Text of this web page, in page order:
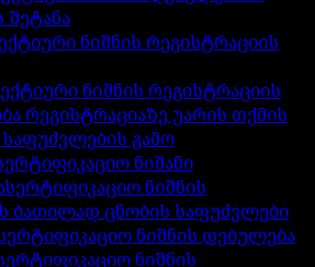
ნიშნის რეგისტრაციის
ნიშნის რეგისტრაციის
რეგისტრაციაზე უარის თქმის
გამო
ნიშანი
ნიშნის
ბათილად ცნობის საფუძვლები
ნიშნის დებულება
ნიშნის